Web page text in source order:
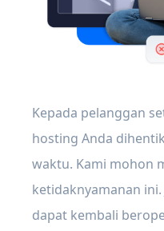
Kepada pelanggan
hosting Anda
waktu. Kami mohon
ketidaknyamanan
dapat kembali